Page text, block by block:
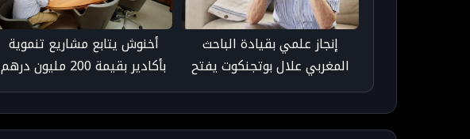
إنجاز علمي بقيادة الباحث
المغربي علال بوتجنكوت يفتح
آفاقاً جديدة للكشف المبكر عن
الزهايمر
أخنوش يتابع مشاريع تنموية
بأكادير بقيمة 200 مليون درهم
ويشدد على تسريع الإنجاز